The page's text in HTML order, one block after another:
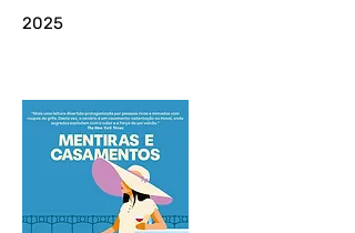
2025